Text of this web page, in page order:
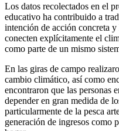
Los datos recolectados en el
educativo ha contribuido a
intención de acción concreta
conecten explícitamente el
como parte de un mismo
En las giras de campo
cambio climático, así como
encontraron que las personas
depender en gran medida de
particularmente de la pesca
generación de ingresos como